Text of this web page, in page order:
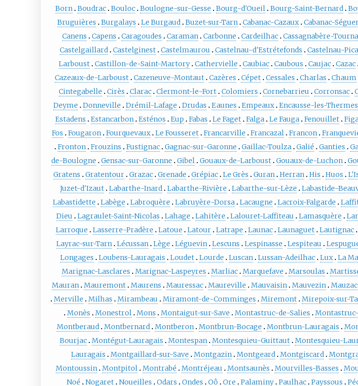
Born Boudrac Bouloc Boulogne-sur-Gesse Bourg-d'Oueil Bourg-Saint-Bernard
Bruguières
Burgalays Le Burgaud Buzet-sur-Tarn Cabanac-Cazaux Cabanac-
Canens
Capens Caragoudes Caraman Carbonne Cardeilhac Cassagnabère-
Castelgaillard Castelginest Castelmaurou Castelnau-d'Estrétefonds Castelnau-
Larboust Castillon-de-Saint-Martory Cathervielle Caubiac Caubous Caujac Cazac
Cazeaux-de-Larboust Cazeneuve-Montaut Cazères Cépet Cessales Charlas Chaum
Cintegabelle
Cirès Clarac Clermont-le-Fort Colomiers Cornebarrieu Corronsac
Deyme
Donneville Drémil-Lafage Drudas Eaunes Empeaux Encausse-les-Thermes
Estadens
Estancarbon Esténos Eup Fabas Le Faget Falga Le Fauga Fenouillet
Fos
Fougaron Fourquevaux Le Fousseret Francarville Francazal Francon
Fronton Frouzins Fustignac Gagnac-sur-Garonne Gaillac-Toulza Galié Ganties
de-Boulogne
Gensac-sur-Garonne Gibel Gouaux-de-Larboust Gouaux-de-Luchon
Gratens
Gratentour Grazac Grenade Grépiac Le Grès Guran Herran His Huos
Juzet-d'Izaut Labarthe-Inard Labarthe-Rivière Labarthe-sur-Lèze Labastide-
Labastidette
Labège Labroquère Labruyère-Dorsa Lacaugne Lacroix-Falgarde
Dieu
Lagraulet-Saint-Nicolas Lahage Lahitère Lalouret-Laffiteau Lamasquère
Larroque
Lasserre-Pradère Latoue Latour Latrape Launac Launaguet Lautignac
Layrac-sur-Tarn Lécussan Lège Léguevin Lescuns Lespinasse Lespiteau
Longages
Loubens-Lauragais Loudet Lourde Luscan Lussan-Adeilhac Lux La
Marignac-Lasclares
Marignac-Laspeyres Marliac Marquefave Marsoulas
Mauran Mauremont Maurens Mauressac Maureville Mauvaisin Mauvezin Mauzac
Merville
Milhas Mirambeau Miramont-de-Comminges Miremont Mirepoix-sur-
Monès
Monestrol Mons Montaigut-sur-Save Montastruc-de-Salies
Montberaud Montbernard Montberon Montbrun-Bocage Montbrun-Lauragais
Bourjac Montégut-Lauragais Montespan Montesquieu-Guittaut Montesquieu-
Lauragais
Montgaillard-sur-Save Montgazin Montgeard Montgiscard
Montoussin Montpitol Montrabé Montréjeau Montsaunès Mourvilles-Basses
Noé
Nogaret Noueilles Odars Ondes Oô Ore Palaminy Paulhac Payssous